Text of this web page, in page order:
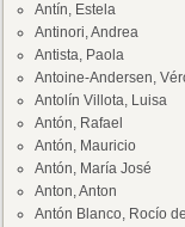
Antín, Estela
Antinori, Andrea
Antista, Paola
Antoine-Andersen,
Antolín Villota, Luisa
Antón, Rafael
Antón, Mauricio
Antón, María José
Anton, Anton
Antón Blanco, Rocío